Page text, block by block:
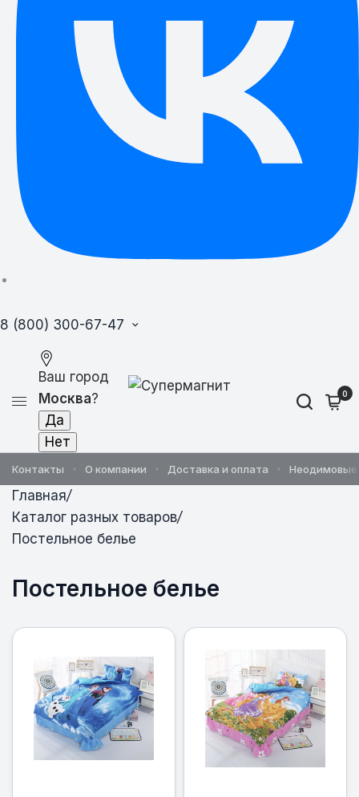
8 (800) 300-67-47
Ваш город
Москва? 0
Контакты О компании Доставка и оплата
Главная/
Каталог разных товаров/
Постельное белье
Постельное белье